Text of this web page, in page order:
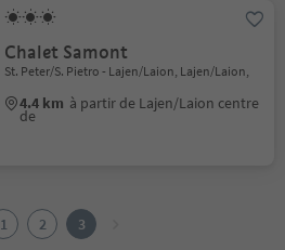
Chalet Samont
St. Peter/S. Pietro - Lajen/Laion, Lajen/Laion,
4.4 km à partir de Lajen/Laion centre
de
1 2
3